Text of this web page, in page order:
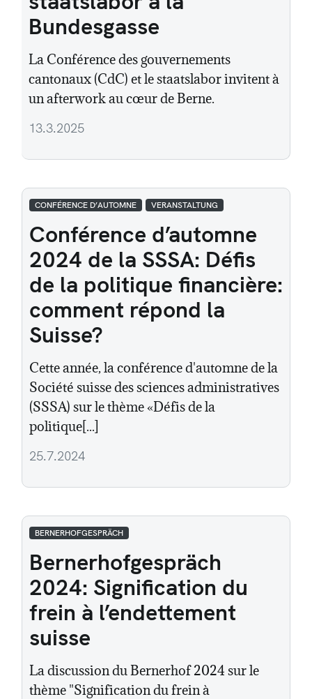
Bundesgasse
La Conférence des gouvernements
cantonaux (CdC) et le staatslabor invitent à
un afterwork au cœur de Berne.
13.3.2025
CONFÉRENCE D’AUTOMNE VERANSTALTUNG
Conférence d’automne
2024 de la SSSA: Défis
de la politique financière:
comment répond la
Suisse?
Cette année, la conférence d'automne de la
Société suisse des sciences administratives
(SSSA) sur le thème «Défis de la
politique[...]
25.7.2024
BERNERHOFGESPRÄCH
Bernerhofgespräch
2024: Signification du
frein à l’endettement
suisse
La discussion du Bernerhof 2024 sur le
thème "Signification du frein à